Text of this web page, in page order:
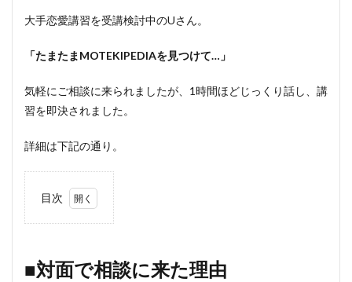
大手恋愛講習を受講検討中のUさん。
「たまたまMOTEKIPEDIAを見つけて…」
気軽にご相談に来られましたが、1時間ほどじっくり話し、講
習を即決されました。
詳細は下記の通り。
目次
相談
に来
■対面で相談に来た理由